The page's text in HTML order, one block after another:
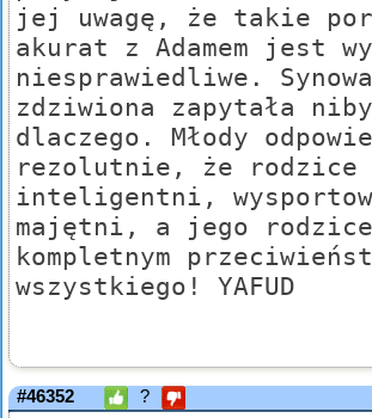
jej uwagę, że takie
akurat z Adamem jest
niesprawiedliwe. Synowa
zdziwiona zapytała niby
dlaczego. Młody
rezolutnie, że rodzice
inteligentni,
majętni, a jego
kompletnym
wszystkiego! YAFUD
#46352 ?